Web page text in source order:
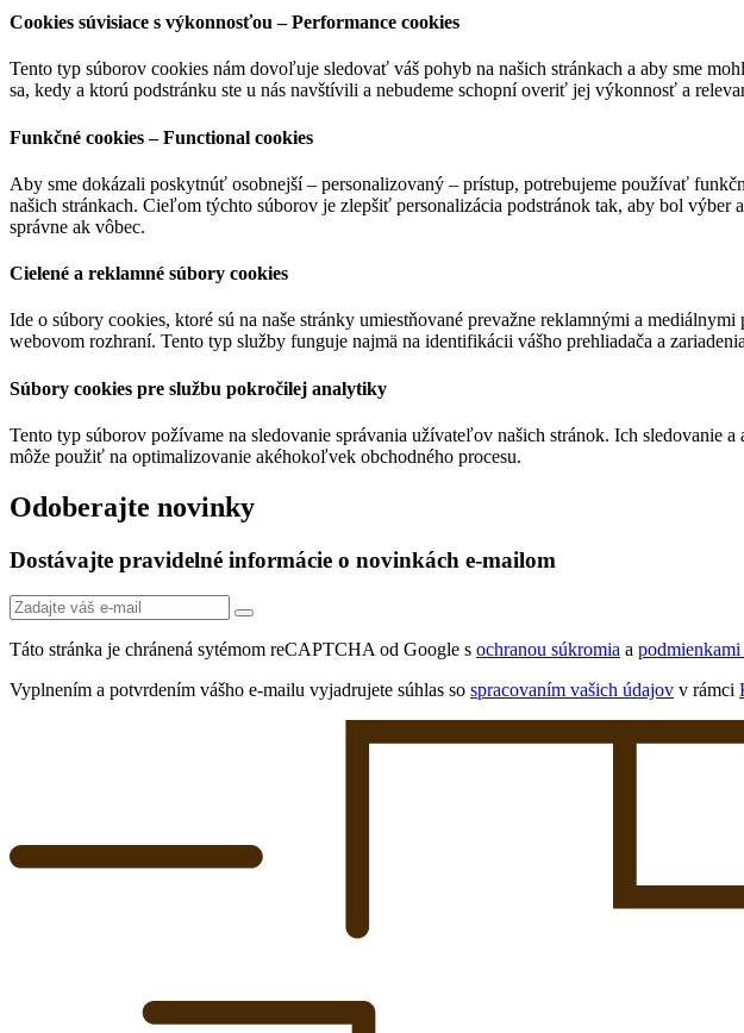
Cookies súvisiace s výkonnosťou – Performance cookies
Tento typ súborov cookies nám dovoľuje sledovať váš pohyb na našich stránkach a aby sme
sa, kedy a ktorú podstránku ste u nás navštívili a nebudeme schopní overiť jej výkonnosť a
Funkčné cookies – Functional cookies
Aby sme dokázali poskytnúť osobnejší – personalizovaný – prístup, potrebujeme používať
našich stránkach. Cieľom týchto súborov je zlepšiť personalizácia podstránok tak, aby bol
správne ak vôbec.
Cielené a reklamné súbory cookies
Ide o súbory cookies, ktoré sú na naše stránky umiestňované prevažne reklamnými a
webovom rozhraní. Tento typ služby funguje najmä na identifikácii vášho prehliadača a
Súbory cookies pre službu pokročilej analytiky
Tento typ súborov požívame na sledovanie správania užívateľov našich stránok. Ich sledovanie
môže použiť na optimalizovanie akéhokoľvek obchodného procesu.
Odoberajte novinky
Dostávajte pravidelné informácie o novinkách e-mailom
Táto stránka je chránená sytémom reCAPTCHA od Google s ochranou súkromia a
Vyplnením a potvrdením vášho e-mailu vyjadrujete súhlas so spracovaním vašich údajov v rámci